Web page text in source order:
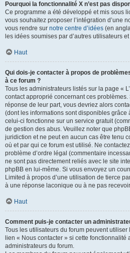
Pourquoi la fonctionnalité X n’est pas
Ce programme a été développé et mis sous
vous souhaitez proposer l’intégration d’une
vous rendre sur notre centre d’idées (en
les idées soumises par d’autres utilisateurs
Haut
Qui dois-je contacter à propos de
à ce forum ?
Tous les administrateurs listés sur la page «
contact approprié concernant ces problèmes.
réponse de leur part, vous devriez alors
(dont les informations sont disponibles grâce
celui-ci fonctionne sur un service gratuit
de gestion des abus. Veuillez noter que
juridiction et ne peut en aucun cas être tenu
où et par qui ce forum est utilisé. Ne
problème d’ordre légal (commentaire
ne sont pas directement reliés avec le site
phpBB en lui-même. Si vous envoyez un
Limited à propos d’une utilisation de tierce
à une réponse laconique ou à ne pas
Haut
Comment puis-je contacter un
Tous les utilisateurs du forum peuvent
lien « Nous contacter » si cette fonctionnalité
administrateurs du forum.